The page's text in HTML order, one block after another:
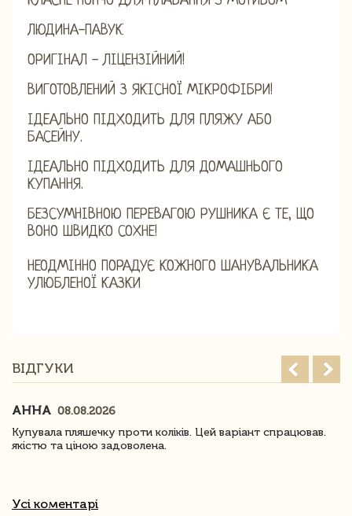
ЛЮДИНА-ПАВУК
ОРИГІНАЛ - ЛІЦЕНЗІЙНИЙ!
ВИГОТОВЛЕНИЙ З ЯКІСНОЇ МІКРОФІБРИ!
ІДЕАЛЬНО ПІДХОДИТЬ ДЛЯ ПЛЯЖУ АБО
БАСЕЙНУ.
ІДЕАЛЬНО ПІДХОДИТЬ ДЛЯ ДОМАШНЬОГО
КУПАННЯ.
БЕЗСУМНІВНОЮ ПЕРЕВАГОЮ РУШНИКА Є ТЕ, ЩО
ВОНО ШВИДКО СОХНЕ!
НЕОДМІННО ПОРАДУЄ КОЖНОГО ШАНУВАЛЬНИКА
УЛЮБЛЕНОЇ КАЗКИ
ВІДГУКИ
АННА 08.08.2026
Купувала пляшечку проти коліків. Цей варіант спрацював.
якістю та ціною задоволена.
Усі коментарі